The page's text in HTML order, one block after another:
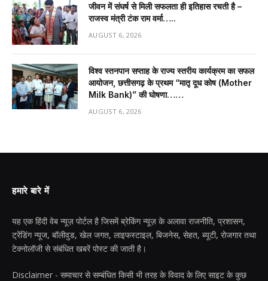
जीवन में संघर्ष से मिली सफलता ही इतिहास रचती है –
राजस्व मंत्री टंक राम वर्मा…..
AUGUST 6, 2026
विश्व स्तनपान सप्ताह के राज्य स्तरीय कार्यक्रम का सफल
आयोजन, छत्तीसगढ़ के प्रथम “मातृ दूध कोष (Mother
Milk Bank)” की घोषणा……
AUGUST 6, 2026
हमारे बारे में
यह एक हिंदी वेब न्यूज़ पोर्टल है जिसमें ब्रेकिंग न्यूज़ के अलावा राजनीति, प्रशासन,
ट्रेंडिंग न्यूज, बॉलीवुड, खेल जगत, लाइफस्टाइल, बिजनेस, सेहत, ब्यूटी, रोजगार तथा
टेक्नोलॉजी से संबंधित खबरें पोस्ट की जाती है।
Disclaimer - समाचार से सम्बंधित किसी भी तरह के विवाद के लिए साइट के कुछ